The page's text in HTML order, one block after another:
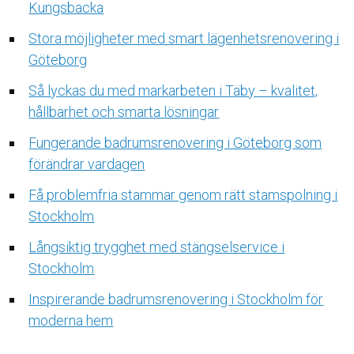
Kungsbacka
Stora möjligheter med smart lägenhetsrenovering i
Göteborg
Så lyckas du med markarbeten i Täby – kvalitet,
hållbarhet och smarta lösningar
Fungerande badrumsrenovering i Göteborg som
förändrar vardagen
Få problemfria stammar genom rätt stamspolning i
Stockholm
Långsiktig trygghet med stängselservice i
Stockholm
Inspirerande badrumsrenovering i Stockholm för
moderna hem